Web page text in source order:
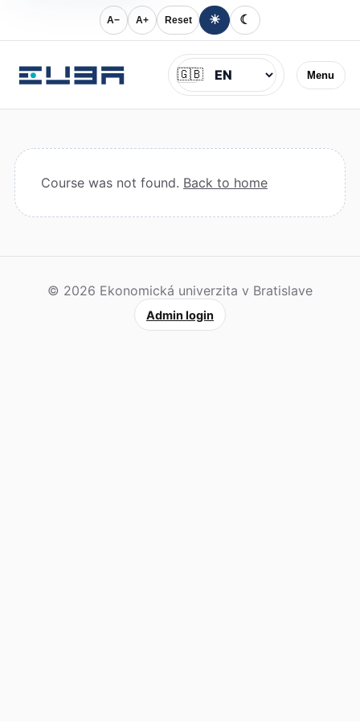
A− A+ Reset ☀ ☾
Menu
Jazyk
🇬🇧
Course was not found. Back to home
© 2026 Ekonomická univerzita v Bratislave
Admin login